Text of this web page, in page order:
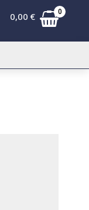
0,00 € 0